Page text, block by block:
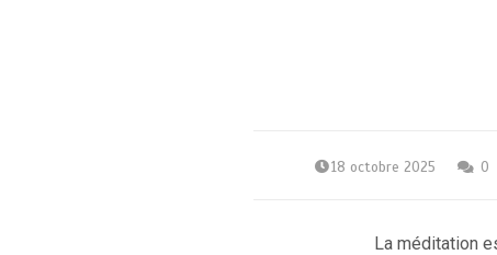
18 octobre 2025 0
La méditation